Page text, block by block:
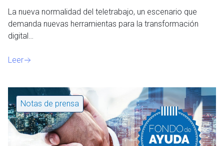
La nueva normalidad del teletrabajo, un escenario que
demanda nuevas herramientas para la transformación
digital…
Leer
Notas de prensa